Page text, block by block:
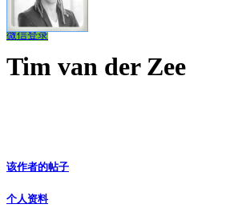
微信登录
Tim van der Zee
该作者的帖子
个人资料